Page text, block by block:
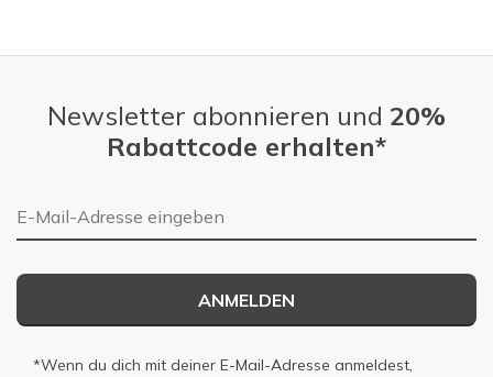
Newsletter abonnieren und 20%
Rabattcode erhalten*
E-Mail-Adresse
ANMELDEN
*Wenn du dich mit deiner E-Mail-Adresse anmeldest,